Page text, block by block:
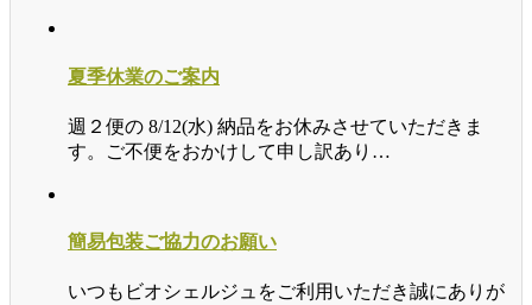
夏季休業のご案内
週２便の 8/12(水) 納品をお休みさせていただきま
す。ご不便をおかけして申し訳あり…
簡易包装ご協力のお願い
いつもビオシェルジュをご利用いただき誠にありが